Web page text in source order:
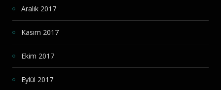
Aralık 2017
Kasım 2017
Ekim 2017
Eylül 2017